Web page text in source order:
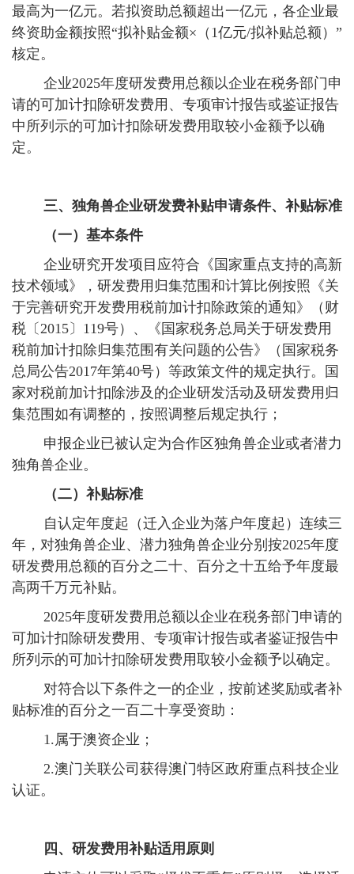
最高为一亿元。若拟资助总额超出一亿元，各企业最
终资助金额按照“拟补贴金额×（1亿元/拟补贴总额）”
核定。
企业2025年度研发费用总额以企业在税务部门申
请的可加计扣除研发费用、专项审计报告或鉴证报告
中所列示的可加计扣除研发费用取较小金额予以确
定。
三、独角兽企业研发费补贴申请条件、补贴标准
（一）基本条件
企业研究开发项目应符合《国家重点支持的高新
技术领域》，研发费用归集范围和计算比例按照《关
于完善研究开发费用税前加计扣除政策的通知》（财
税〔2015〕119号）、《国家税务总局关于研发费用
税前加计扣除归集范围有关问题的公告》（国家税务
总局公告2017年第40号）等政策文件的规定执行。国
家对税前加计扣除涉及的企业研发活动及研发费用归
集范围如有调整的，按照调整后规定执行；
申报企业已被认定为合作区独角兽企业或者潜力
独角兽企业。
（二）补贴标准
自认定年度起（迁入企业为落户年度起）连续三
年，对独角兽企业、潜力独角兽企业分别按2025年度
研发费用总额的百分之二十、百分之十五给予年度最
高两千万元补贴。
2025年度研发费用总额以企业在税务部门申请的
可加计扣除研发费用、专项审计报告或者鉴证报告中
所列示的可加计扣除研发费用取较小金额予以确定。
对符合以下条件之一的企业，按前述奖励或者补
贴标准的百分之一百二十享受资助：
1.属于澳资企业；
2.澳门关联公司获得澳门特区政府重点科技企业
认证。
四、研发费用补贴适用原则